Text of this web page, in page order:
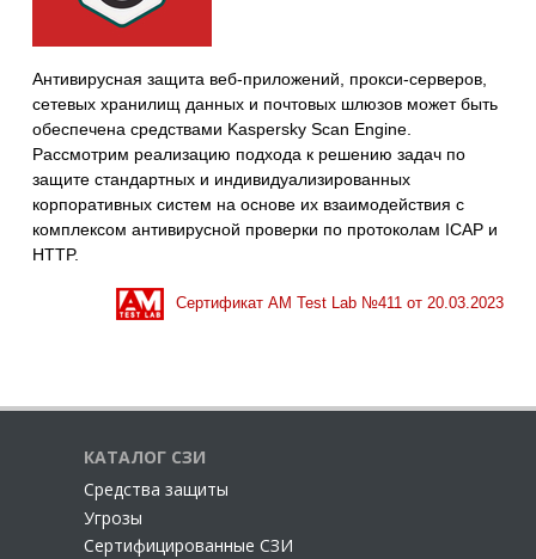
Антивирусная защита веб-приложений, прокси-серверов,
сетевых хранилищ данных и почтовых шлюзов может быть
обеспечена средствами Kaspersky Scan Engine.
Рассмотрим реализацию подхода к решению задач по
защите стандартных и индивидуализированных
корпоративных систем на основе их взаимодействия с
комплексом антивирусной проверки по протоколам ICAP и
HTTP.
Сертификат AM Test Lab №411 от 20.03.2023
КАТАЛОГ СЗИ
Cредства защиты
Угрозы
Сертифицированные СЗИ